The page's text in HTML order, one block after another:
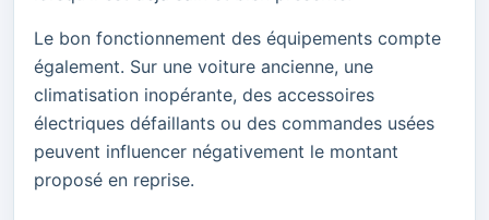
Le bon fonctionnement des équipements compte
également. Sur une voiture ancienne, une
climatisation inopérante, des accessoires
électriques défaillants ou des commandes usées
peuvent influencer négativement le montant
proposé en reprise.